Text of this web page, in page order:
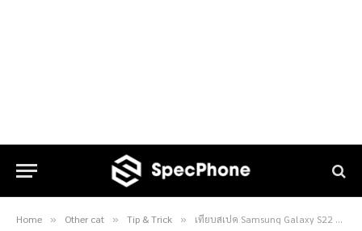
Home » Other cat » Tip & Trick » เทียบสเปค Samsung Galaxy S22 Ultra vs Galaxy S21 Ultra vs Galaxy Note20 Ultra จะซื้อใหม่ หรือจะใช้ตัวเดิมต่อดี